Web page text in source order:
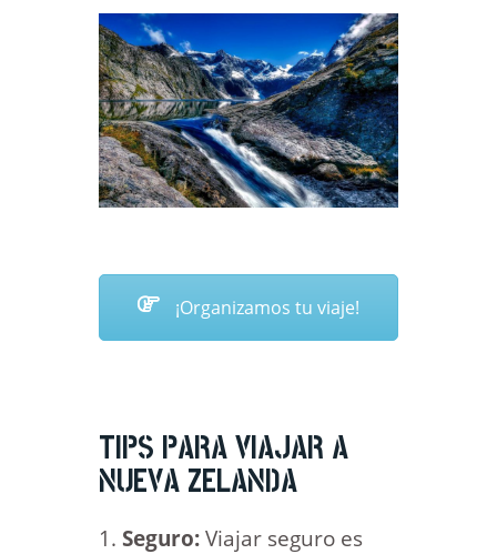
¡Organizamos tu viaje!
TIPS PARA VIAJAR A
NUEVA ZELANDA
Seguro:Viajar seguro es